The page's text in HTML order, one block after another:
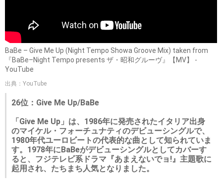
BaBe – Give Me Up (Night Tempo Showa Groove Mix) taken from
『BaBe–Night Tempo presents ザ・昭和グルーヴ』【MV】 -
YouTube
出典：YouTube
26位：Give Me Up/BaBe
「Give Me Up」は、1986年に発売されたイタリア出身
のマイケル・フォーチュナティのデビューシングルで、
1980年代ユーロビートの代表的な曲として知られていま
す。1978年にBaBeがデビューシングルとしてカバーす
ると、フジテレビ系ドラマ『あまえないでョ!』主題歌に
起用され、たちまち人気となりました。